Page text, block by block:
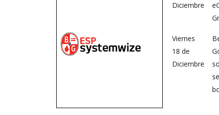
Diciembre
Viernes
18 de
Diciembre